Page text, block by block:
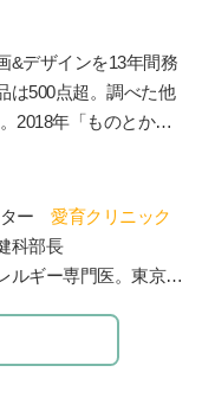
。
&デザインを13年間務
は500点超。調べた他
2018年「ものとかぞ
講座を行うかたわ
動中。フォロワー5.
では、マネしやす
やモノ選び情報を発信
ター 愛育クリニック
科部長
ルギー専門医。東京大
科などを経て現職。４
ある。”